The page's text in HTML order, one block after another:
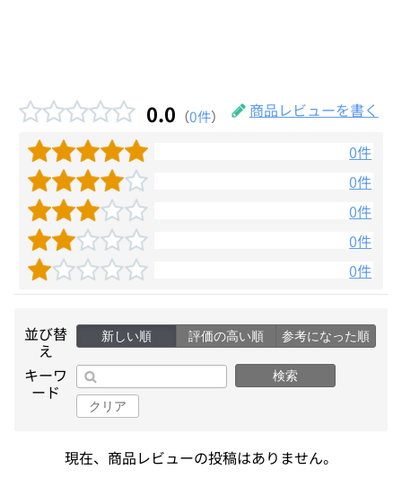
0.0 （0件）
商品レビューを書く
0件
0件
0件
0件
0件
並び替
え
新しい順 評価の高い順 参考になった順
キーワ
ード
検索
クリア
現在、商品レビューの投稿はありません。